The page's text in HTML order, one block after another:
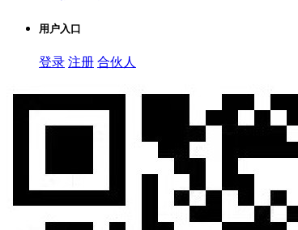
用户入口
登录 注册 合伙人